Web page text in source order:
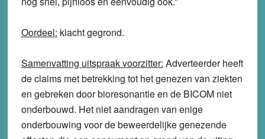
Oordeel: klachtgegrond.
Samenvatting uitspraak voorzitter: Adverteerder heeft
de claims met betrekking tot het genezen van ziekten
en gebreken door bioresonantie en de BICOM niet
onderbouwd. Het niet aandragen van enige
onderbouwing voor de beweerdelijke genezende